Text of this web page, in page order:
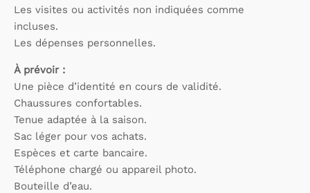
Les visites ou activités non indiquées comme
incluses.
Les dépenses personnelles.
À prévoir :
Une pièce d’identité en cours de validité.
Chaussures confortables.
Tenue adaptée à la saison.
Sac léger pour vos achats.
Espèces et carte bancaire.
Téléphone chargé ou appareil photo.
Bouteille d’eau.